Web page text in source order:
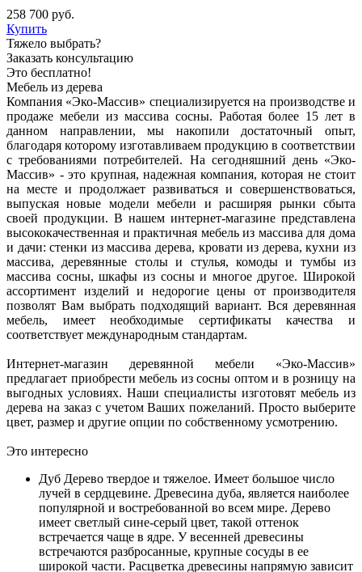
258 700 руб.
Купить
Тяжело выбрать?
Заказать консультацию
Это бесплатно!
Мебель из дерева
Компания «Эко-Массив» специализируется на производстве и
продаже мебели из массива сосны. Работая более 15 лет в
данном направлении, мы накопили достаточный опыт,
благодаря которому изготавливаем продукцию в соответствии
с требованиями потребителей. На сегодняшний день «Эко-
Массив» - это крупная, надежная компания, которая не стоит
на месте и продолжает развиваться и совершенствоваться,
выпуская новые модели мебели и расширяя рынки сбыта
своей продукции. В нашем интернет-магазине представлена
высококачественная и практичная мебель из массива для дома
и дачи: стенки из массива дерева, кровати из дерева, кухни из
массива, деревянные столы и стулья, комоды и тумбы из
массива сосны, шкафы из сосны и многое другое. Широкой
ассортимент изделий и недорогие цены от производителя
позволят Вам выбрать подходящий вариант. Вся деревянная
мебель, имеет необходимые сертификаты качества и
соответствует международным стандартам.
Интернет-магазин деревянной мебели «Эко-Массив»
предлагает приобрести мебель из сосны оптом и в розницу на
выгодных условиях. Наши специалисты изготовят мебель из
дерева на заказ с учетом Ваших пожеланий. Просто выберите
цвет, размер и другие опции по собственному усмотрению.
Это интересно
Дуб Дерево твердое и тяжелое. Имеет большое число
лучей в сердцевине. Древесина дуба, является наиболее
популярной и востребованной во всем мире. Дерево
имеет светлый сине-серый цвет, такой оттенок
встречается чаще в ядре. У весенней древесины
встречаются разбросанные, крупные сосуды в ее
широкой части. Расцветка древесины напрямую зависит